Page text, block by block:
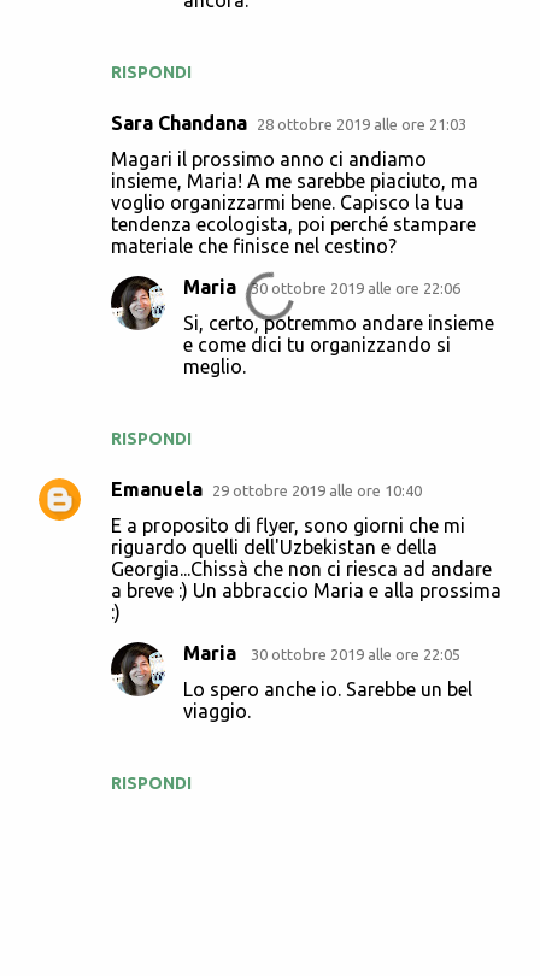
RISPONDI
Sara Chandana 28 ottobre 2019 alle ore 21:03
Magari il prossimo anno ci andiamo
insieme, Maria! A me sarebbe piaciuto, ma
voglio organizzarmi bene. Capisco la tua
tendenza ecologista, poi perché stampare
materiale che finisce nel cestino?
RISPONDI
Maria 30 ottobre 2019 alle ore 22:06
Si, certo, potremmo andare insieme
e come dici tu organizzando si
meglio.
Emanuela 29 ottobre 2019 alle ore 10:40
E a proposito di flyer, sono giorni che mi
riguardo quelli dell'Uzbekistan e della
Georgia...Chissà che non ci riesca ad andare
a breve :) Un abbraccio Maria e alla prossima
:)
RISPONDI
Maria 30 ottobre 2019 alle ore 22:05
Lo spero anche io. Sarebbe un bel
viaggio.